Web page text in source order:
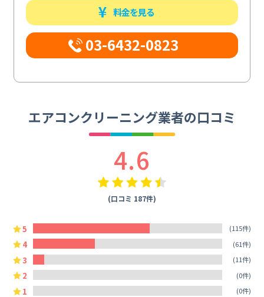
料金を見る
03-6432-0823
エアコンクリーニング業者の口コミ
4.6
(口コミ 187件)
5 (115件)
4 (61件)
3 (11件)
2 (0件)
1 (0件)